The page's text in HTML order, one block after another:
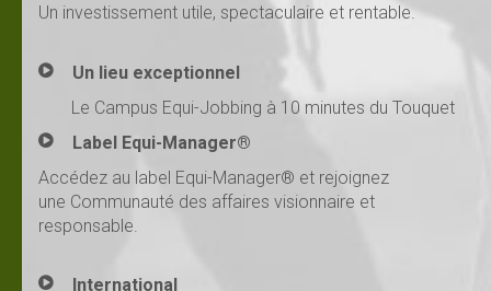
Un investissement utile, spectaculaire et rentable.
Un lieu exceptionnel
Le Campus Equi-Jobbing à 10 minutes du Touquet
Label Equi-Manager®
Accédez au label Equi-Manager® et rejoignez
une Communauté des affaires visionnaire et
responsable.
International